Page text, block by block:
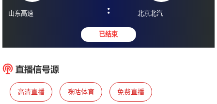
山东高速
2026-04-17 19:35:00
: 北京北汽
高清直播 咪咕体育 免费直播